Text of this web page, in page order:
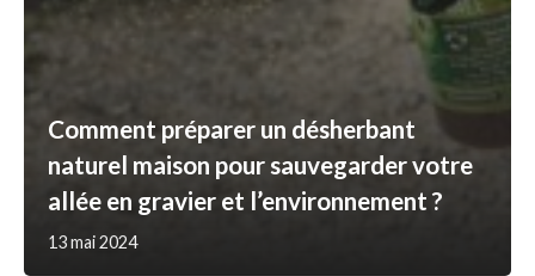
Comment préparer un désherbant
naturel maison pour sauvegarder votre
allée en gravier et l’environnement ?
13 mai 2024